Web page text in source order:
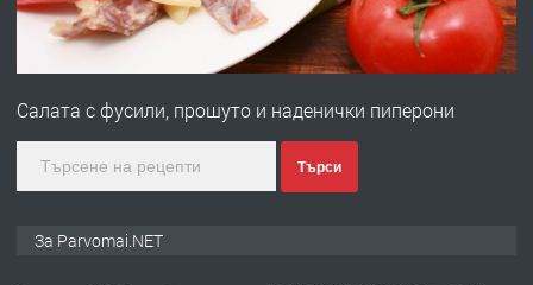
ПРЕДЛАГА
Първи поход "По стъпките на Ангел
Салата с фусили, прошуто и наденички пиперони
Търси
За Parvomai.NET